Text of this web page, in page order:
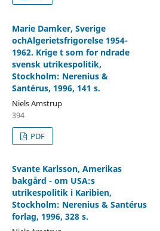
Marie Damker, Sverige
ochAlgerietsfrigorelse 1954-
1962. Krige t som for ndrade
svensk utrikespolitik,
Stockholm: Nerenius &
Santérus, 1996, 141 s.
Niels Amstrup
394
PDF
Svante Karlsson, Amerikas
bakgård - om USA:s
utrikespolitik i Karibien,
Stockholm: Nerenius & Santérus
forlag, 1996, 328 s.